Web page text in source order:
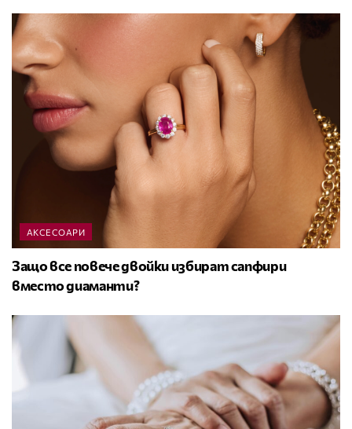
АКСЕСОАРИ
Защо все повече двойки избират сапфири
вместо диаманти?